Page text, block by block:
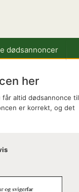
dødsannoncer
her
altid dødsannonce til
er korrekt, og det